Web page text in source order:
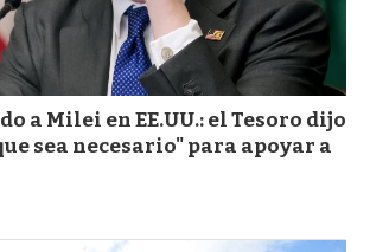
a Milei en EE.UU.: el Tesoro dijo
sea necesario" para apoyar a